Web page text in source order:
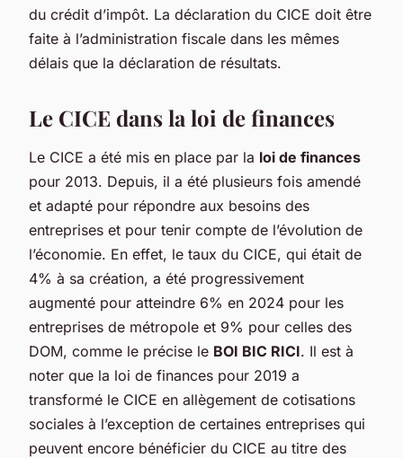
du crédit d’impôt. La déclaration du CICE doit être
faite à l’administration fiscale dans les mêmes
délais que la déclaration de résultats.
Le CICE dans la loi de finances
Le CICE a été mis en place par la loi de finances
pour 2013. Depuis, il a été plusieurs fois amendé
et adapté pour répondre aux besoins des
entreprises et pour tenir compte de l’évolution de
l’économie. En effet, le taux du CICE, qui était de
4% à sa création, a été progressivement
augmenté pour atteindre 6% en 2024 pour les
entreprises de métropole et 9% pour celles des
DOM, comme le précise le BOI BIC RICI. Il est à
noter que la loi de finances pour 2019 a
transformé le CICE en allègement de cotisations
sociales à l’exception de certaines entreprises qui
peuvent encore bénéficier du CICE au titre des